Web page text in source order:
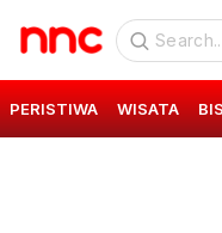
PERISTIWA WISATA